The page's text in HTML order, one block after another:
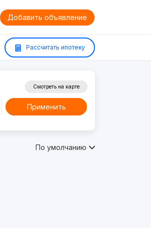
Добавить объявление
Рассчитать ипотеку
Смотреть на карте
Применить
По умолчанию